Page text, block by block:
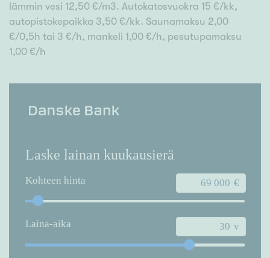
lämmin vesi 12,50 €/m3. Autokatosvuokra 15 €/kk,
autopistokepaikka 3,50 €/kk. Saunamaksu 2,00
€/0,5h tai 3 €/h, mankeli 1,00 €/h, pesutupamaksu
1,00 €/h